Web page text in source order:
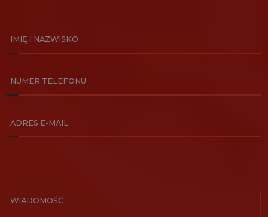
IMIĘ I NAZWISKO
NUMER TELEFONU
ADRES E-MAIL
WIADOMOŚĆ